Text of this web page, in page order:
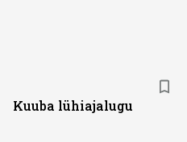
Kuuba lühiajalugu